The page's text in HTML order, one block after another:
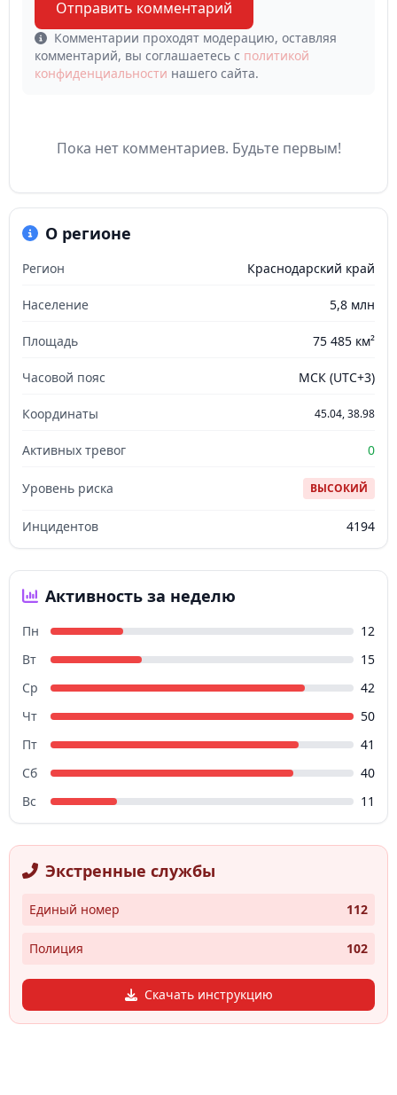
Отправить комментарий
Комментарии проходят модерацию, оставляя
комментарий, вы соглашаетесь с политикой
конфиденциальности нашего сайта.
Пока нет комментариев. Будьте первым!
О регионе
Регион Краснодарский край
Население 5,8 млн
Площадь 75 485 км²
Часовой пояс МСК (UTC+3)
Координаты 45.04, 38.98
Активных тревог 0
Уровень риска ВЫСОКИЙ
Инцидентов 4194
Активность за неделю
Пн
12
Вт
15
Ср
42
Чт
50
Пт
41
Сб
40
Вс
11
Экстренные службы
Единый номер 112
Полиция 102
Скачать инструкцию